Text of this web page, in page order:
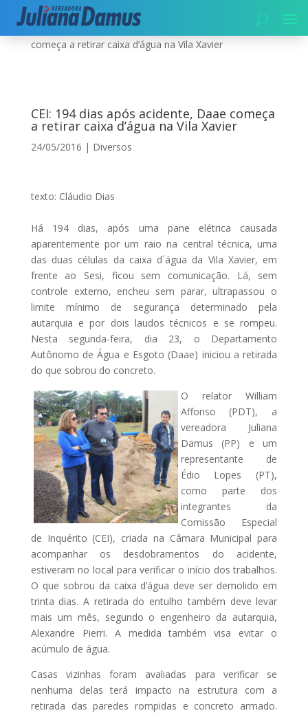
Início|Diversos|CEI: 194 dias após acidente, Daae
começa a retirar caixa d’água na Vila Xavier
CEI: 194 dias após acidente, Daae começa
a retirar caixa d’água na Vila Xavier
24/05/2016 | Diversos
texto: Cláudio Dias
Há 194 dias, após uma pane elétrica causada
aparentemente por um raio na central técnica, uma
das duas células da caixa d´água da Vila Xavier, em
frente ao Sesi, ficou sem comunicação. Lá, sem
controle externo, encheu sem parar, ultrapassou o
limite mínimo de segurança determinado pela
autarquia e por dois laudos técnicos e se rompeu.
Nesta segunda-feira, dia 23, o Departamento
Autônomo de Água e Esgoto (Daae) iniciou a retirada
do que sobrou do concreto.
O relator William
Affonso (PDT), a
vereadora Juliana
Damus (PP) e um
representante de
Édio Lopes (PT),
como parte dos
integrantes da
Comissão Especial
de Inquérito (CEI), criada na Câmara Municipal para
acompanhar os desdobramentos do acidente,
estiveram no local para verificar o início dos trabalhos.
O que sobrou da caixa d’água deve ser demolido em
trinta dias. A retirada do entulho também deve levar
mais um mês, segundo o engenheiro da autarquia,
Alexandre Pierri. A medida também visa evitar o
acúmulo de água.
Casas vizinhas foram avaliadas para verificar se
nenhuma delas terá impacto na estrutura com a
retirada das paredes rompidas e concreto armado.